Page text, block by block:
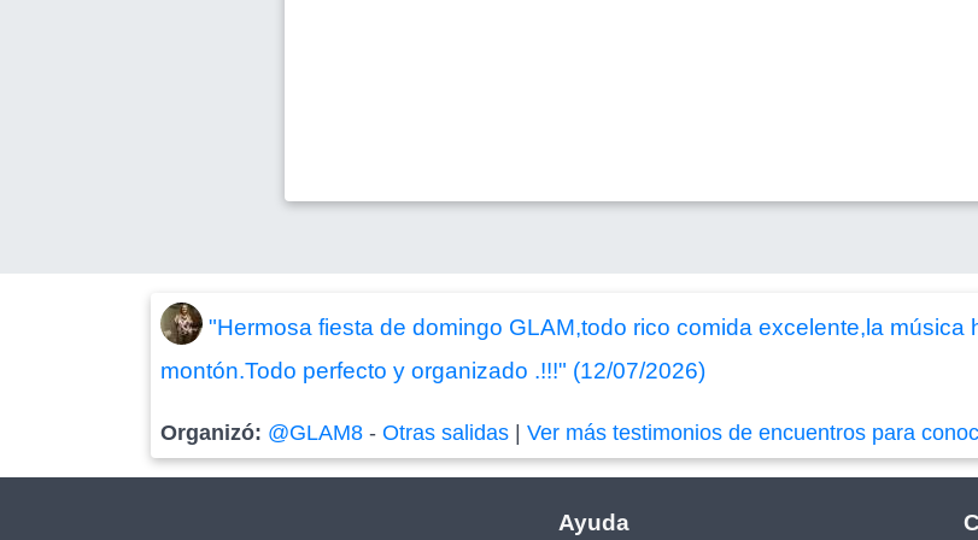
"Hermosa fiesta de domingo GLAM,todo rico comida excelente,la
montón.Todo perfecto y organizado .!!!" (12/07/2026)
Organizó: @GLAM8 -Otras salidas |Ver más testimonios de encuentros para
Ayuda